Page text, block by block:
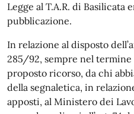
Legge al T.A.R. di Basilicata
pubblicazione.
In relazione al disposto
285/92, sempre nel
proposto ricorso, da chi
della segnaletica, in
apposti, al Ministero dei